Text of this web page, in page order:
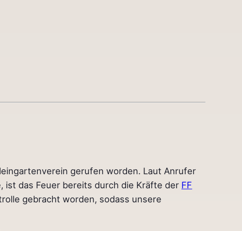
gerufen worden. Laut Anrufer
ist das Feuer bereits durch die Kräfte der FF
gebracht worden, sodass unsere